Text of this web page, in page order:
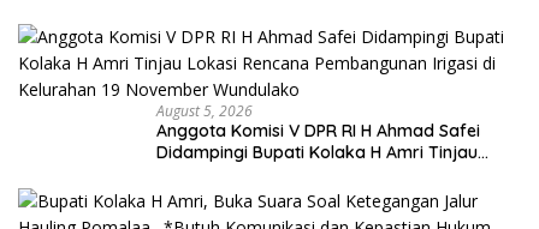
August 5, 2026
Anggota Komisi V DPR RI H Ahmad Safei
Didampingi Bupati Kolaka H Amri Tinjau
Kelurahan 19 November Wundulako